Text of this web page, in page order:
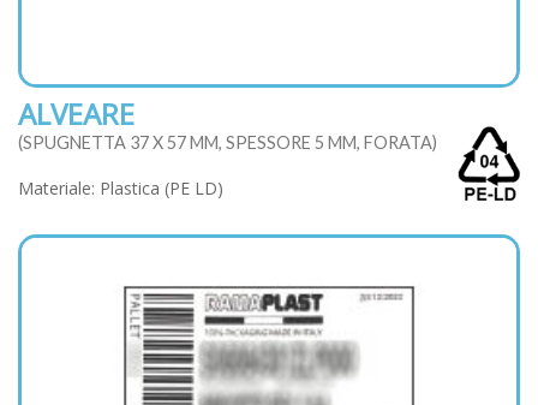
ALVEARE
(SPUGNETTA 37 X 57 MM, SPESSORE 5 MM, FORATA)
Materiale: Plastica (PE LD)